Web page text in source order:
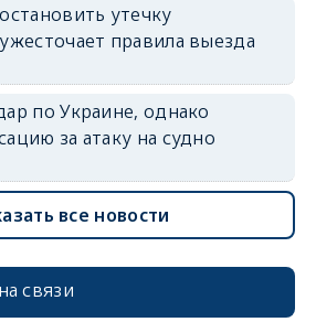
утечку
правила выезда
по Украине, однако
за атаку на судно
все новости
связи